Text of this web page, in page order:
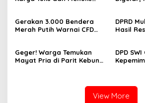
Jurnalis Muda Berdaya
Saing
Gerakan 3.000 Bendera
Merah Putih Warnai CFD
Semangat Persatuan
DPRD
Hasil
Geger! Warga Temukan
Mayat Pria di Parit Kebun
DPD
View More